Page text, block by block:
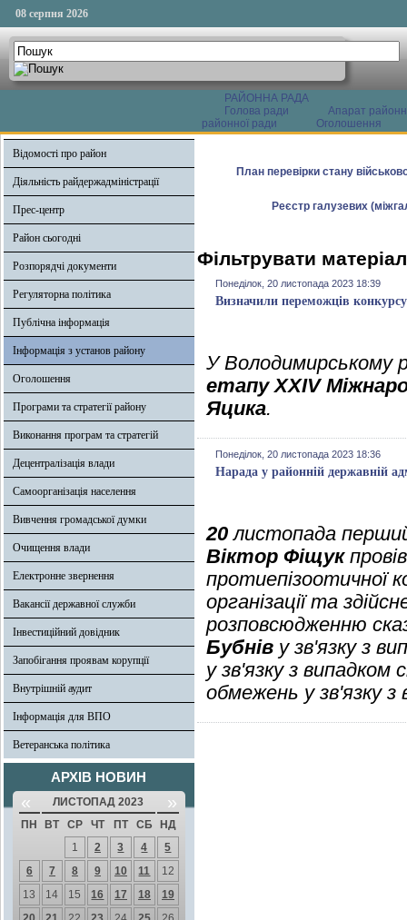
08 серпня 2026
РАЙОННА РАДА
Голова ради
Апарат
районної ради
Оголошення
Відомості про район
Діяльність райдержадміністрації
Прес-центр
Район сьогодні
Розпорядчі документи
Регуляторна політика
Публічна інформація
Інформація з установ району
Оголошення
Програми та стратегії району
Виконання програм та стратегій
Децентралізація влади
Самоорганізація населення
Вивчення громадської думки
Очищення влади
Електронне звернення
Вакансії державної служби
Інвестиційний довідник
Запобігання проявам корупції
Внутрішній аудит
Інформація для ВПО
Ветеранська політика
АРХІВ НОВИН
« ЛИСТОПАД 2023 »
ПН ВТ СР ЧТ ПТ СБ
НД
1
2 3 4
5
6
7 8 9 10 11
12
13
14 15 16 17 18
19
План перевірки стану
Реєстр галузевих
Фільтрувати
Понеділок, 20 листопада 2023 18:39
Визначили переможців конкурсу
У Володимирському
етапу XXIV
Яцика.
Понеділок, 20 листопада 2023 18:36
Нарада у районній державній
20 листопада перший
Віктор Фіщук
протиепізоотичної
організації та
розповсюдженню
Бубнів у зв'язку з
у зв'язку з випадком
обмежень у зв'язку